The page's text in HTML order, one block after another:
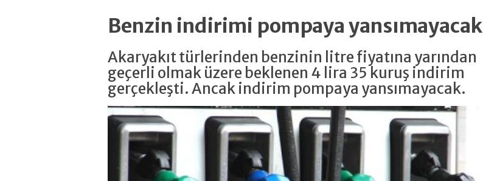
Benzin indirimi pompaya yansımayacak
Akaryakıt türlerinden benzinin litre fiyatına yarından
geçerli olmak üzere beklenen 4 lira 35 kuruş indirim
gerçekleşti. Ancak indirim pompaya yansımayacak.